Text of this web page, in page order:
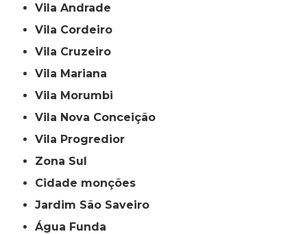
Vila Andrade
Vila Cordeiro
Vila Cruzeiro
Vila Mariana
Vila Morumbi
Vila Nova Conceição
Vila Progredior
Zona Sul
cidade monções
jardim São Saveiro
Água Funda